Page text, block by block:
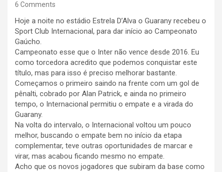
6 Comments
Hoje a noite no estádio Estrela D’Alva o Guarany recebeu o
Sport Club Internacional, para dar início ao Campeonato
Gaúcho.
Campeonato esse que o Inter não vence desde 2016. Eu
como torcedora acredito que podemos conquistar este
título, mas para isso é preciso melhorar bastante.
Começamos o primeiro saindo na frente com um gol de
pênalti, cobrado por Alan Patrick, e ainda no primeiro
tempo, o Internacional permitiu o empate e a virada do
Guarany.
Na volta do intervalo, o Internacional voltou um pouco
melhor, buscando o empate bem no início da etapa
complementar, teve outras oportunidades de marcar e
virar, mas acabou ficando mesmo no empate.
Acho que os novos jogadores que subiram da base como